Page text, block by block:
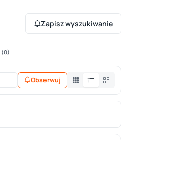
Zapisz wyszukiwanie
(0)
Obserwuj